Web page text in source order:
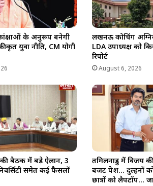
के अनुरूप बनेगी
युवा नीति, CM योगी
लखनऊ कोचिंग
LDA उपाध्यक्ष को
रिपोर्ट
August 6, 2026
बैठक में बड़े ऐलान, 3
समेत कई फैसलों
तमिलनाडु में विजय
बजट पेश… दुल्हनों
छात्रों को लैपटॉप…